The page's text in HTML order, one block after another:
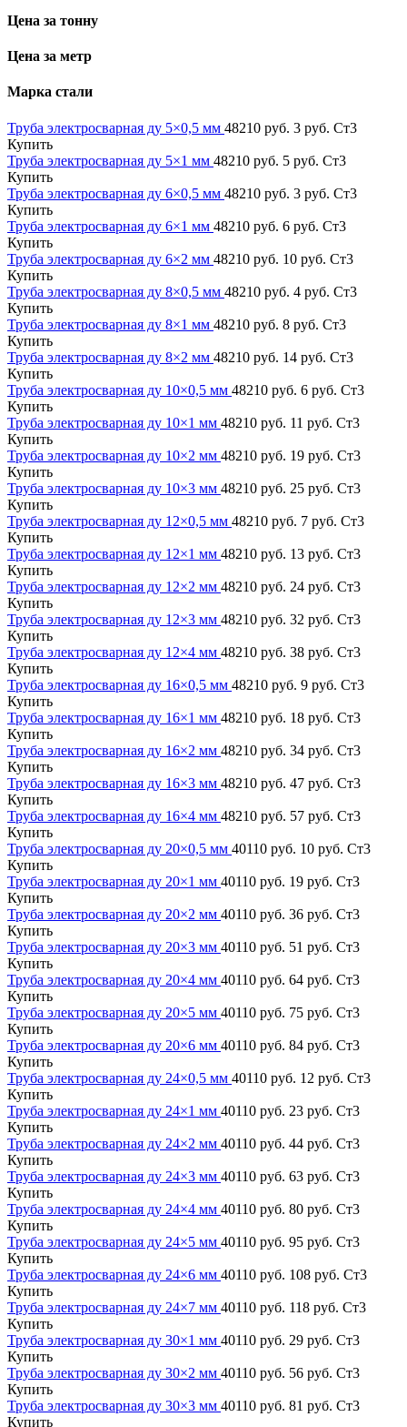
Цена за тонну
Цена за метр
Марка стали
Труба электросварная ду 5×0,5 мм 48210 руб. 3 руб. Ст3
Купить
Труба электросварная ду 5×1 мм 48210 руб. 5 руб. Ст3
Купить
Труба электросварная ду 6×0,5 мм 48210 руб. 3 руб. Ст3
Купить
Труба электросварная ду 6×1 мм 48210 руб. 6 руб. Ст3
Купить
Труба электросварная ду 6×2 мм 48210 руб. 10 руб. Ст3
Купить
Труба электросварная ду 8×0,5 мм 48210 руб. 4 руб. Ст3
Купить
Труба электросварная ду 8×1 мм 48210 руб. 8 руб. Ст3
Купить
Труба электросварная ду 8×2 мм 48210 руб. 14 руб. Ст3
Купить
Труба электросварная ду 10×0,5 мм 48210 руб. 6 руб. Ст3
Купить
Труба электросварная ду 10×1 мм 48210 руб. 11 руб. Ст3
Купить
Труба электросварная ду 10×2 мм 48210 руб. 19 руб. Ст3
Купить
Труба электросварная ду 10×3 мм 48210 руб. 25 руб. Ст3
Купить
Труба электросварная ду 12×0,5 мм 48210 руб. 7 руб. Ст3
Купить
Труба электросварная ду 12×1 мм 48210 руб. 13 руб. Ст3
Купить
Труба электросварная ду 12×2 мм 48210 руб. 24 руб. Ст3
Купить
Труба электросварная ду 12×3 мм 48210 руб. 32 руб. Ст3
Купить
Труба электросварная ду 12×4 мм 48210 руб. 38 руб. Ст3
Купить
Труба электросварная ду 16×0,5 мм 48210 руб. 9 руб. Ст3
Купить
Труба электросварная ду 16×1 мм 48210 руб. 18 руб. Ст3
Купить
Труба электросварная ду 16×2 мм 48210 руб. 34 руб. Ст3
Купить
Труба электросварная ду 16×3 мм 48210 руб. 47 руб. Ст3
Купить
Труба электросварная ду 16×4 мм 48210 руб. 57 руб. Ст3
Купить
Труба электросварная ду 20×0,5 мм 40110 руб. 10 руб. Ст3
Купить
Труба электросварная ду 20×1 мм 40110 руб. 19 руб. Ст3
Купить
Труба электросварная ду 20×2 мм 40110 руб. 36 руб. Ст3
Купить
Труба электросварная ду 20×3 мм 40110 руб. 51 руб. Ст3
Купить
Труба электросварная ду 20×4 мм 40110 руб. 64 руб. Ст3
Купить
Труба электросварная ду 20×5 мм 40110 руб. 75 руб. Ст3
Купить
Труба электросварная ду 20×6 мм 40110 руб. 84 руб. Ст3
Купить
Труба электросварная ду 24×0,5 мм 40110 руб. 12 руб. Ст3
Купить
Труба электросварная ду 24×1 мм 40110 руб. 23 руб. Ст3
Купить
Труба электросварная ду 24×2 мм 40110 руб. 44 руб. Ст3
Купить
Труба электросварная ду 24×3 мм 40110 руб. 63 руб. Ст3
Купить
Труба электросварная ду 24×4 мм 40110 руб. 80 руб. Ст3
Купить
Труба электросварная ду 24×5 мм 40110 руб. 95 руб. Ст3
Купить
Труба электросварная ду 24×6 мм 40110 руб. 108 руб. Ст3
Купить
Труба электросварная ду 24×7 мм 40110 руб. 118 руб. Ст3
Купить
Труба электросварная ду 30×1 мм 40110 руб. 29 руб. Ст3
Купить
Труба электросварная ду 30×2 мм 40110 руб. 56 руб. Ст3
Купить
Труба электросварная ду 30×3 мм 40110 руб. 81 руб. Ст3
Купить